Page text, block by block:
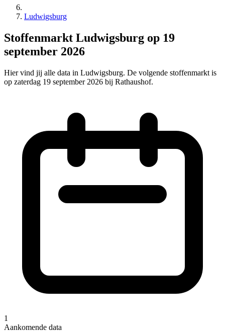
Ludwigsburg
Stoffenmarkt Ludwigsburg op 19
september 2026
Hier vind jij alle data in Ludwigsburg. De volgende stoffenmarkt is
op zaterdag 19 september 2026 bij Rathaushof.
1
Aankomende data